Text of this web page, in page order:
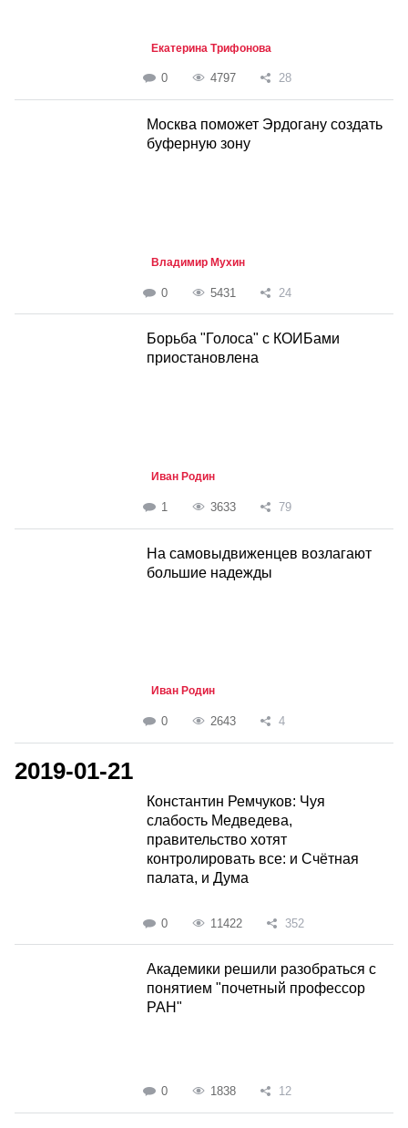
Екатерина Трифонова
0 4797 28
Москва поможет Эрдогану создать
буферную зону
Владимир Мухин
0 5431 24
Борьба "Голоса" с КОИБами
приостановлена
Иван Родин
1 3633 79
На самовыдвиженцев возлагают
большие надежды
Иван Родин
0 2643 4
2019-01-21
Константин Ремчуков: Чуя
слабость Медведева,
правительство хотят
контролировать все: и Счётная
палата, и Дума
0 11422 352
Академики решили разобраться с
понятием "почетный профессор
РАН"
0 1838 12